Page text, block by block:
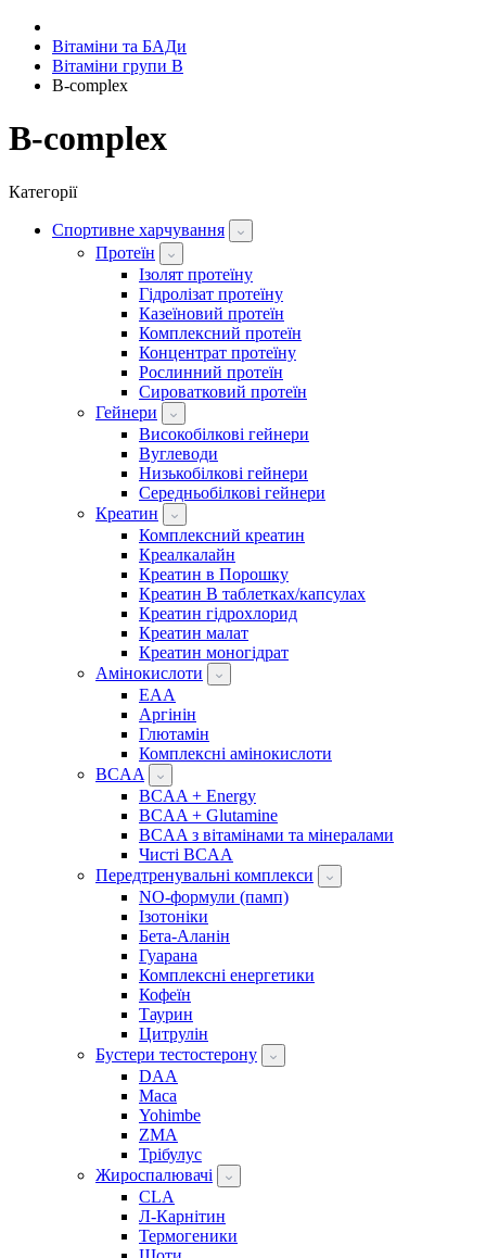
Вітаміни та БАДи
Вітаміни групи B
B-complex
B-complex
Категорії
Спортивне харчування
Протеїн
Ізолят протеїну
Гідролізат протеїну
Казеїновий протеїн
Комплексний протеїн
Концентрат протеїну
Рослинний протеїн
Сироватковий протеїн
Гейнери
Високобілкові гейнери
Вуглеводи
Низькобілкові гейнери
Середньобілкові гейнери
Креатин
Комплексний креатин
Креалкалайн
Креатин в Порошку
Креатин В таблетках/капсулах
Креатин гідрохлорид
Креатин малат
Креатин моногідрат
Амінокислоти
EAA
Аргінін
Глютамін
Комплексні амінокислоти
BCAA
BCAA + Energy
BCAA + Glutamine
BCAA з вітамінами та мінералами
Чисті BCAA
Передтренувальні комплекси
NO-формули (памп)
Ізотоніки
Бета-Аланін
Гуарана
Комплексні енергетики
Кофеїн
Таурин
Цитрулін
Бустери тестостерону
DAA
Maca
Yohimbe
ZMA
Трібулус
Жироспалювачі
CLA
Л-Карнітин
Термогеники